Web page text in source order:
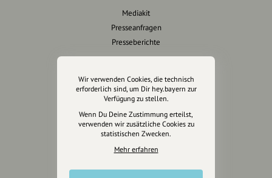
Mediakit
Presseanfragen
Presseberichte
Wir unterstützen Euch
Fotografie & mehr
Marketing
Design & Branding
Anakin Design
Wir verwenden Cookies, die technisch
erforderlich sind, um Dir hey.bayern zur
Verfügung zu stellen.
Wenn Du Deine Zustimmung erteilst,
verwenden wir zusätzliche Cookies zu
statistischen Zwecken.
Mehr erfahren